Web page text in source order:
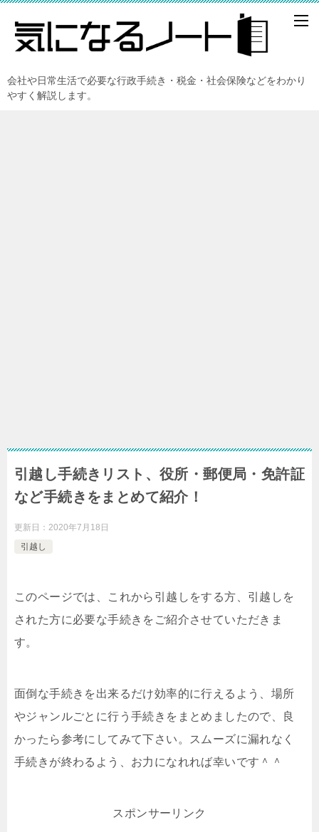
会社や日常生活で必要な行政手続き・税金・社会保険などをわかり
やすく解説します。
引越し手続きリスト、役所・郵便局・免許証
など手続きをまとめて紹介！
更新日： 2020年7月18日
引越し
このページでは、これから引越しをする方、引越しを
された方に必要な手続きをご紹介させていただきま
す。
面倒な手続きを出来るだけ効率的に行えるよう、場所
やジャンルごとに行う手続きをまとめましたので、良
かったら参考にしてみて下さい。スムーズに漏れなく
手続きが終わるよう、お力になれれば幸いです＾＾
スポンサーリンク